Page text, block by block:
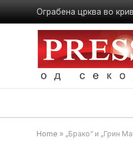
Ограбена црква во
Home » „Брако“ и „Грин